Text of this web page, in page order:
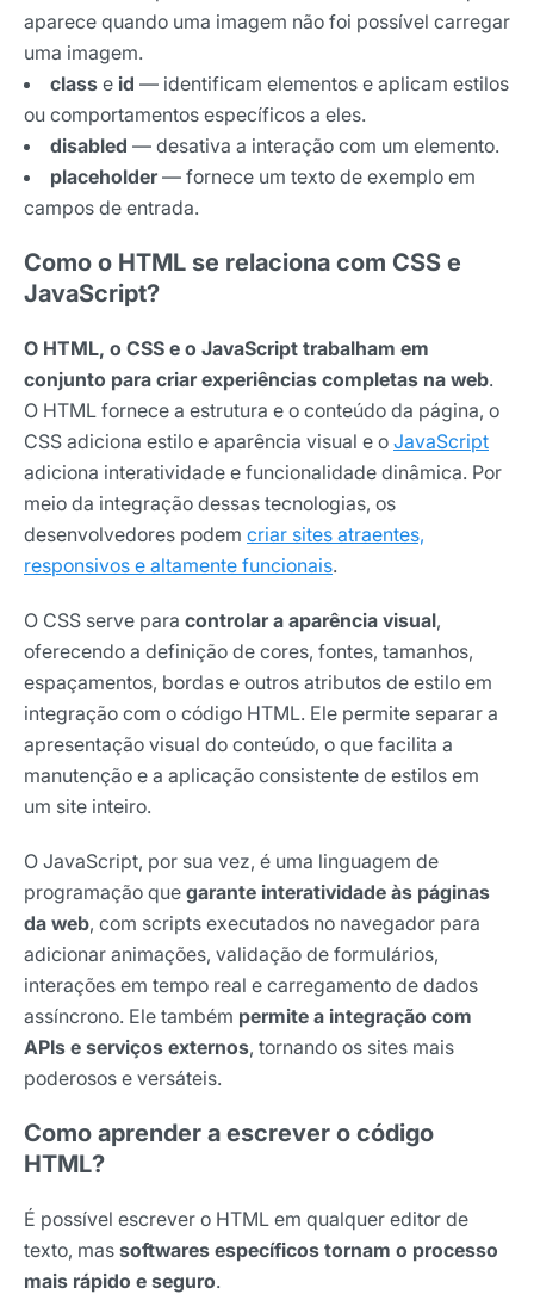
aparece quando uma imagem não foi possível carregar
uma imagem.
class e id — identificam elementos e aplicam estilos
ou comportamentos específicos a eles.
disabled — desativa a interação com um elemento.
placeholder — fornece um texto de exemplo em
campos de entrada.
Como o HTML se relaciona com CSS e
JavaScript?
O HTML, o CSS e o JavaScript trabalham em
conjunto para criar experiências completas na web.
O HTML fornece a estrutura e o conteúdo da página, o
CSS adiciona estilo e aparência visual e o JavaScript
adiciona interatividade e funcionalidade dinâmica. Por
meio da integração dessas tecnologias, os
desenvolvedores podem criar sites atraentes,
responsivos e altamente funcionais.
O CSS serve para controlar a aparência visual,
oferecendo a definição de cores, fontes, tamanhos,
espaçamentos, bordas e outros atributos de estilo em
integração com o código HTML. Ele permite separar a
apresentação visual do conteúdo, o que facilita a
manutenção e a aplicação consistente de estilos em
um site inteiro.
O JavaScript, por sua vez, é uma linguagem de
programação que garante interatividade às páginas
da web, com scripts executados no navegador para
adicionar animações, validação de formulários,
interações em tempo real e carregamento de dados
assíncrono. Ele também permite a integração com
APIs e serviços externos, tornando os sites mais
poderosos e versáteis.
Como aprender a escrever o código
HTML?
É possível escrever o HTML em qualquer editor de
texto, mas softwares específicos tornam o processo
mais rápido e seguro.